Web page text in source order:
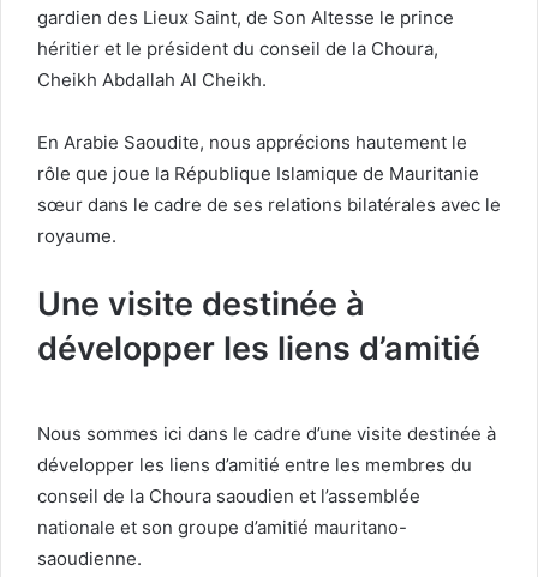
gardien des Lieux Saint, de Son Altesse le prince
héritier et le président du conseil de la Choura,
Cheikh Abdallah Al Cheikh.
En Arabie Saoudite, nous apprécions hautement le
rôle que joue la République Islamique de Mauritanie
sœur dans le cadre de ses relations bilatérales avec le
royaume.
Une visite destinée à
développer les liens d’amitié
Nous sommes ici dans le cadre d’une visite destinée à
développer les liens d’amitié entre les membres du
conseil de la Choura saoudien et l’assemblée
nationale et son groupe d’amitié mauritano-
saoudienne.